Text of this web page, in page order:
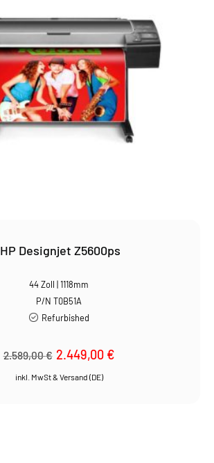
HP Designjet Z5600ps
44 Zoll | 1118mm
P/N T0B51A
Refurbished
2.589,00€ Ursprünglicher
Preis
2.449,00 €Aktueller